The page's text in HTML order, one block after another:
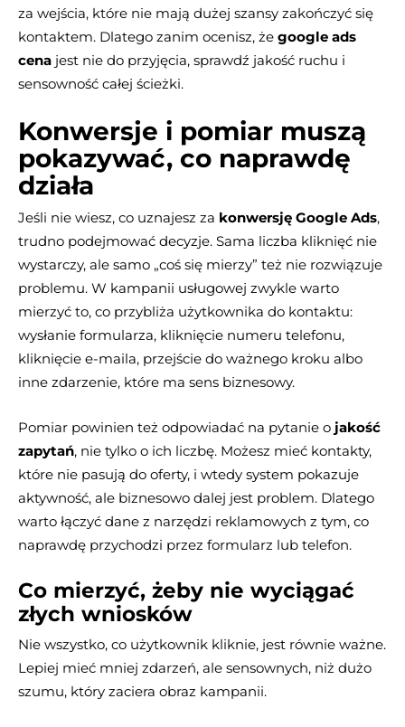
za wejścia, które nie mają dużej szansy zakończyć się
kontaktem. Dlatego zanim ocenisz, że google ads
cena jest nie do przyjęcia, sprawdź jakość ruchu i
sensowność całej ścieżki.
Konwersje i pomiar muszą
pokazywać, co naprawdę
działa
Jeśli nie wiesz, co uznajesz za konwersję Google Ads,
trudno podejmować decyzje. Sama liczba kliknięć nie
wystarczy, ale samo „coś się mierzy” też nie rozwiązuje
problemu. W kampanii usługowej zwykle warto
mierzyć to, co przybliża użytkownika do kontaktu:
wysłanie formularza, kliknięcie numeru telefonu,
kliknięcie e-maila, przejście do ważnego kroku albo
inne zdarzenie, które ma sens biznesowy.
Pomiar powinien też odpowiadać na pytanie o jakość
zapytań, nie tylko o ich liczbę. Możesz mieć kontakty,
które nie pasują do oferty, i wtedy system pokazuje
aktywność, ale biznesowo dalej jest problem. Dlatego
warto łączyć dane z narzędzi reklamowych z tym, co
naprawdę przychodzi przez formularz lub telefon.
Co mierzyć, żeby nie wyciągać
złych wniosków
Nie wszystko, co użytkownik kliknie, jest równie ważne.
Lepiej mieć mniej zdarzeń, ale sensownych, niż dużo
szumu, który zaciera obraz kampanii.